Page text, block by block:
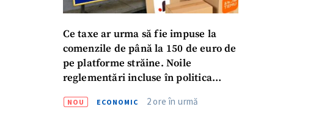
Ce taxe ar urma să fie impuse la
comenzile de până la 150 de euro de
pe platforme străine. Noile
reglementări incluse în politica
NOU ECONOMIC 2 ore în urmă